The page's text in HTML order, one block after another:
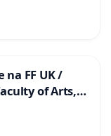
FF UK /
of Arts,